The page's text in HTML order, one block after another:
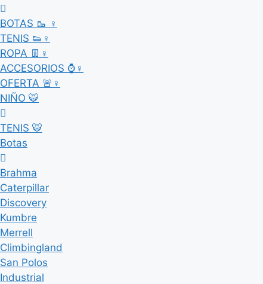
BOTAS 🥾 ♀
TENIS 👟♀
ROPA 👖♀
ACCESORIOS ⌚♀
OFERTA 🚨♀
NIÑO 🐯
TENIS 🐯
Botas
Brahma
Caterpillar
Discovery
Kumbre
Merrell
Climbingland
San Polos
Industrial